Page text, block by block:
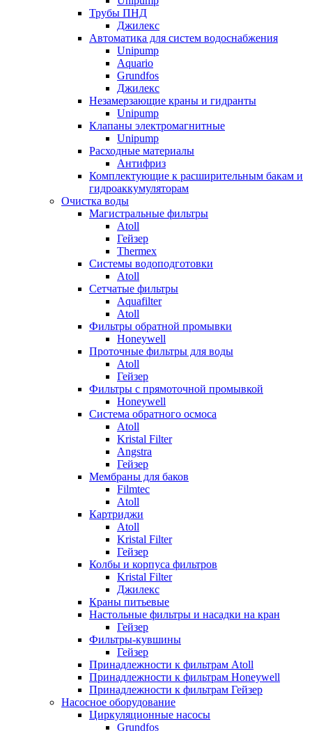
Трубы ПНД
Джилекс
Автоматика для систем водоснабжения
Unipump
Aquario
Grundfos
Джилекс
Незамерзающие краны и гидранты
Unipump
Клапаны электромагнитные
Unipump
Расходные материалы
Антифриз
Комплектующие к расширительным бакам и
гидроаккумуляторам
Очистка воды
Магистральные фильтры
Atoll
Гейзер
Thermex
Системы водоподготовки
Atoll
Сетчатые фильтры
Aquafilter
Atoll
Фильтры обратной промывки
Honeywell
Проточные фильтры для воды
Atoll
Гейзер
Фильтры с прямоточной промывкой
Honeywell
Система обратного осмоса
Atoll
Kristal Filter
Angstra
Гейзер
Мембраны для баков
Filmtec
Atoll
Картриджи
Atoll
Kristal Filter
Гейзер
Колбы и корпуса фильтров
Kristal Filter
Джилекс
Краны питьевые
Настольные фильтры и насадки на кран
Гейзер
Фильтры-кувшины
Гейзер
Принадлежности к фильтрам Atoll
Принадлежности к фильтрам Honeywell
Принадлежности к фильтрам Гейзер
Насосное оборудование
Циркуляционные насосы
Grundfos